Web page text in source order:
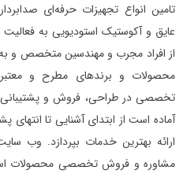
تامین انواع تجهیزات حرفه‌ای
عایق و آکوستیک استودیویی به فعالیت
محصولات و برندهای مطرح و معتبر
تخصصی در طراحی، فروش و
آماده است از ابتدای آشنایی تا انتهای
ارائه بهترین خدمات بپردازد. وب
مشاوره و فروش تخصصی محصولات